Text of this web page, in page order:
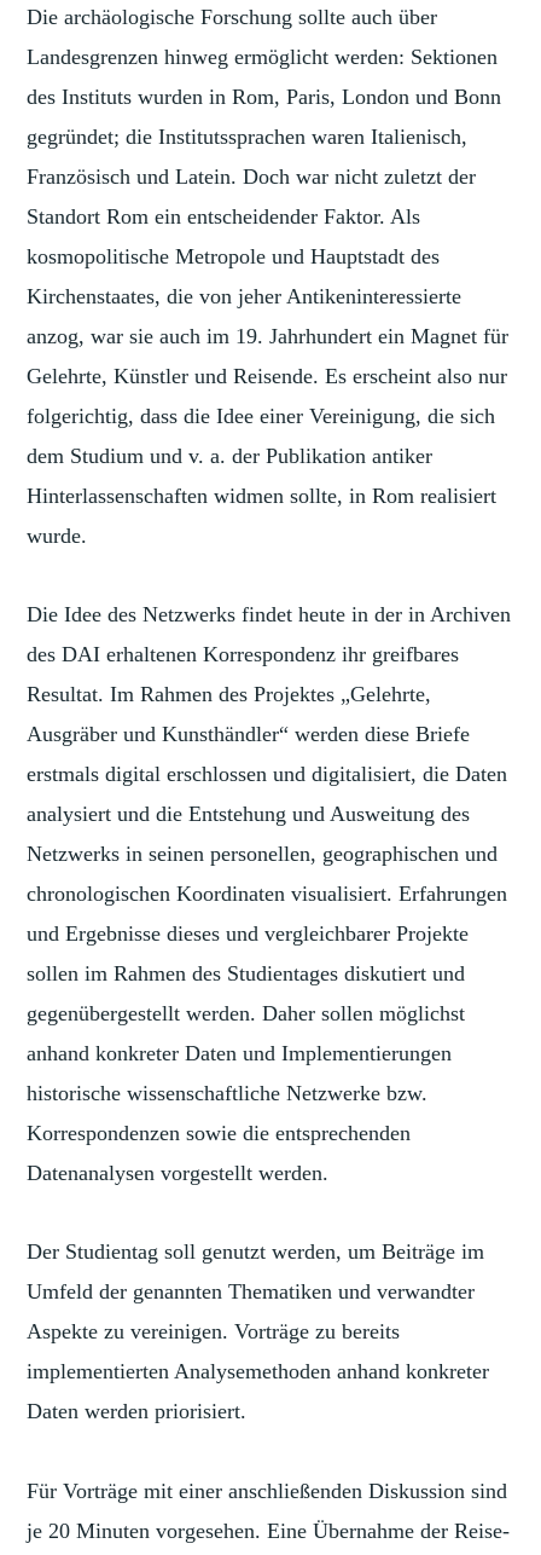
Die archäologische Forschung sollte auch über
Landesgrenzen hinweg ermöglicht werden: Sektionen
des Instituts wurden in Rom, Paris, London und Bonn
gegründet; die Institutssprachen waren Italienisch,
Französisch und Latein. Doch war nicht zuletzt der
Standort Rom ein entscheidender Faktor. Als
kosmopolitische Metropole und Hauptstadt des
Kirchenstaates, die von jeher Antikeninteressierte
anzog, war sie auch im 19. Jahrhundert ein Magnet für
Gelehrte, Künstler und Reisende. Es erscheint also nur
folgerichtig, dass die Idee einer Vereinigung, die sich
dem Studium und v. a. der Publikation antiker
Hinterlassenschaften widmen sollte, in Rom realisiert
wurde.
Die Idee des Netzwerks findet heute in der in Archiven
des DAI erhaltenen Korrespondenz ihr greifbares
Resultat. Im Rahmen des Projektes „Gelehrte,
Ausgräber und Kunsthändler“ werden diese Briefe
erstmals digital erschlossen und digitalisiert, die Daten
analysiert und die Entstehung und Ausweitung des
Netzwerks in seinen personellen, geographischen und
chronologischen Koordinaten visualisiert. Erfahrungen
und Ergebnisse dieses und vergleichbarer Projekte
sollen im Rahmen des Studientages diskutiert und
gegenübergestellt werden. Daher sollen möglichst
anhand konkreter Daten und Implementierungen
historische wissenschaftliche Netzwerke bzw.
Korrespondenzen sowie die entsprechenden
Datenanalysen vorgestellt werden.
Der Studientag soll genutzt werden, um Beiträge im
Umfeld der genannten Thematiken und verwandter
Aspekte zu vereinigen. Vorträge zu bereits
implementierten Analysemethoden anhand konkreter
Daten werden priorisiert.
Für Vorträge mit einer anschließenden Diskussion sind
je 20 Minuten vorgesehen. Eine Übernahme der Reise-